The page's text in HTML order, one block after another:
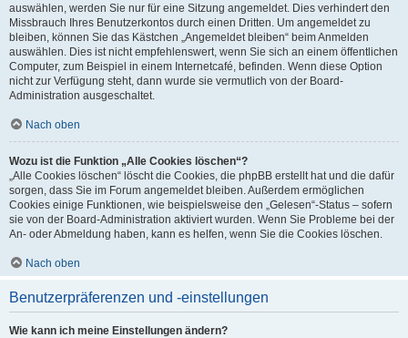
auswählen, werden Sie nur für eine Sitzung angemeldet. Dies verhindert den
Missbrauch Ihres Benutzerkontos durch einen Dritten. Um angemeldet zu
bleiben, können Sie das Kästchen „Angemeldet bleiben“ beim Anmelden
auswählen. Dies ist nicht empfehlenswert, wenn Sie sich an einem öffentlichen
Computer, zum Beispiel in einem Internetcafé, befinden. Wenn diese Option
nicht zur Verfügung steht, dann wurde sie vermutlich von der Board-
Administration ausgeschaltet.
Nach oben
Wozu ist die Funktion „Alle Cookies löschen“?
„Alle Cookies löschen“ löscht die Cookies, die phpBB erstellt hat und die dafür
sorgen, dass Sie im Forum angemeldet bleiben. Außerdem ermöglichen
Cookies einige Funktionen, wie beispielsweise den „Gelesen“-Status – sofern
sie von der Board-Administration aktiviert wurden. Wenn Sie Probleme bei der
An- oder Abmeldung haben, kann es helfen, wenn Sie die Cookies löschen.
Nach oben
Benutzerpräferenzen und -einstellungen
Wie kann ich meine Einstellungen ändern?